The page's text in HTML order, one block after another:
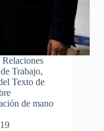
Trabajo,
Texto de
de mano